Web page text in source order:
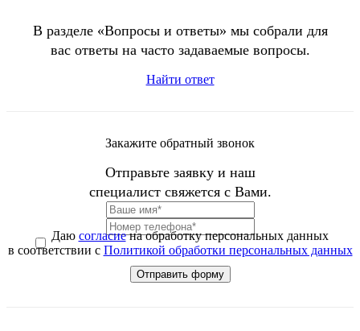
В разделе «Вопросы и ответы» мы собрали для
вас ответы на часто задаваемые вопросы.
Найти ответ
Закажите обратный звонок
Отправьте заявку и наш
специалист свяжется с Вами.
Даю согласиена обработку персональных данных
в соответствии с Политикой обработки персональных данных